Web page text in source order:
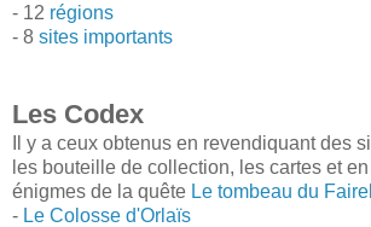
- 12 régions
- 8 sites importants
Les Codex
Il y a ceux obtenus en revendiquant des
les bouteille de collection, les cartes et
énigmes de la quête Le tombeau du Fairel
- Le Colosse d'Orlaïs